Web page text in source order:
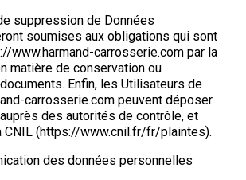
suppression de Données
soumises aux obligations qui sont
www.harmand-carrosserie.com par la
matière de conservation ou
Enfin, les Utilisateurs de
carrosserie.com peuvent déposer
des autorités de contrôle, et
CNIL (https://www.cnil.fr/fr/plaintes).
des données personnelles